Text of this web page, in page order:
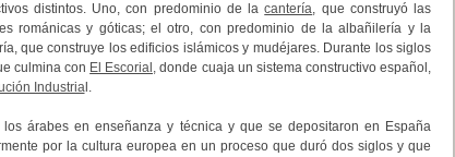
distintos. Uno, con predominio de lacantería, que construyó las
románicas y góticas; el otro, con predominio de la albañilería y la
que construye los edificios islámicos y mudéjares. Durante los siglos
culmina con El Escorial, donde cuaja un sistema constructivo español,
Industrial.
árabes en enseñanza y técnica y que se depositaron en España
por la cultura europea en un proceso que duró dos siglos y que